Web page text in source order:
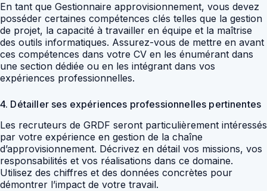
En tant que Gestionnaire approvisionnement, vous devez
posséder certaines compétences clés telles que la gestion
de projet, la capacité à travailler en équipe et la maîtrise
des outils informatiques. Assurez-vous de mettre en avant
ces compétences dans votre CV en les énumérant dans
une section dédiée ou en les intégrant dans vos
expériences professionnelles.
4. Détailler ses expériences professionnelles pertinentes
Les recruteurs de GRDF seront particulièrement intéressés
par votre expérience en gestion de la chaîne
d’approvisionnement. Décrivez en détail vos missions, vos
responsabilités et vos réalisations dans ce domaine.
Utilisez des chiffres et des données concrètes pour
démontrer l’impact de votre travail.